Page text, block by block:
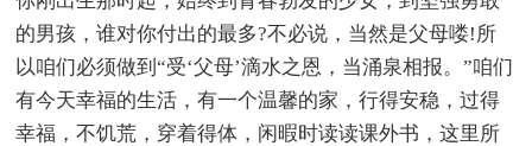
的男孩，谁对你付出的最多?不必说，当然是父母喽!所
以咱们必须做到“受‘父母’滴水之恩，当涌泉相报。”咱们
有今天幸福的生活，有一个温馨的家，行得安稳，过得
幸福，不饥荒，穿着得体，闲暇时读读课外书，这里所